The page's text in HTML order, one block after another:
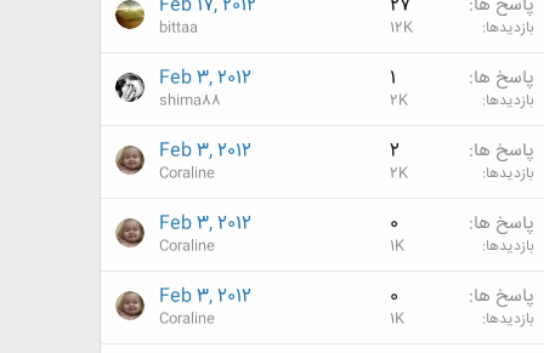
بازدیدها 12K
bittaa
پاسخ ها 1
بازدیدها 2K
Feb 3, 2012
shima88
پاسخ ها 2
بازدیدها 2K
Feb 3, 2012
Coraline
پاسخ ها 0
بازدیدها 1K
Feb 3, 2012
Coraline
پاسخ ها 0
بازدیدها 1K
Feb 3, 2012
Coraline